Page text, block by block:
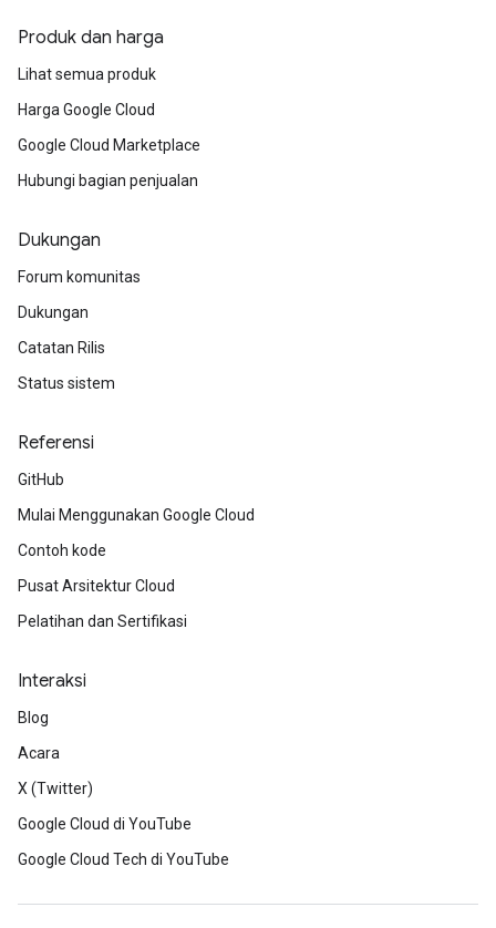
Produk dan harga
Lihat semua produk
Harga Google Cloud
Google Cloud Marketplace
Hubungi bagian penjualan
Dukungan
Forum komunitas
Dukungan
Catatan Rilis
Status sistem
Referensi
GitHub
Mulai Menggunakan Google Cloud
Contoh kode
Pusat Arsitektur Cloud
Pelatihan dan Sertifikasi
Interaksi
Blog
Acara
X (Twitter)
Google Cloud di YouTube
Google Cloud Tech di YouTube